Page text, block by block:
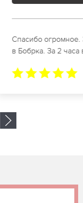
на свадьбу